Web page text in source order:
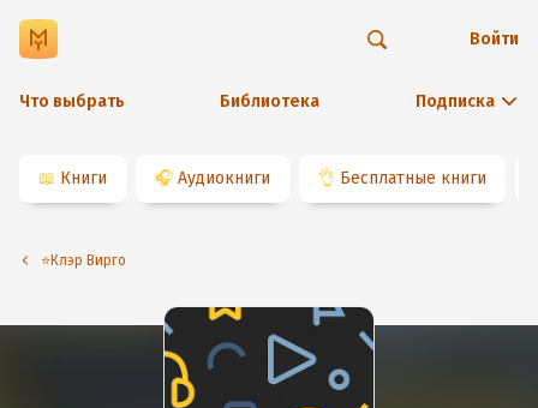
Что выбрать Библиотека Подписка
Войти
📖 Книги 🎧 Аудиокниги 👌 Бесплатные книги
⭐️Клэр Вирго